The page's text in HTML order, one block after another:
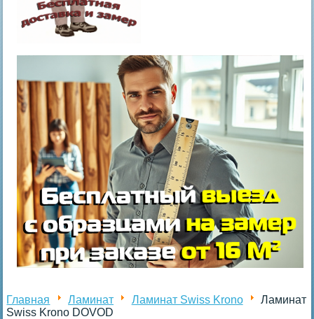
Главная Ламинат Ламинат Swiss Krono
Ламинат
Swiss Krono DOVOD